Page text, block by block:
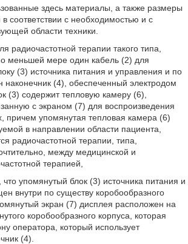
здесь материалы, а также размеры
соответствии с необходимостью и с
области техники.
радиочастотной терапии такого типа,
меньшей мере один кабель (2) для
(3) источника питания и управления и по
(4), обеспеченный электродом
(3) содержит тепловую камеру (6),
с экраном (7) для воспроизведения
причем упомянутая тепловая камера (6)
в направлении области пациента,
радиочастотной терапии, типа,
между медицинской и
терапией,
упомянутый блок (3) источника питания и
внутри по существу коробообразного
экран (7) дисплея расположен на
коробообразного корпуса, которая
оператора, который использует
(4).